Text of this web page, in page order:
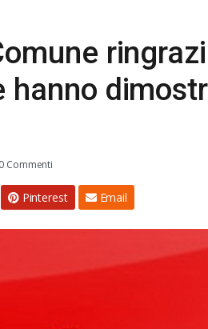
hanno
0 Commenti
Pinterest Email